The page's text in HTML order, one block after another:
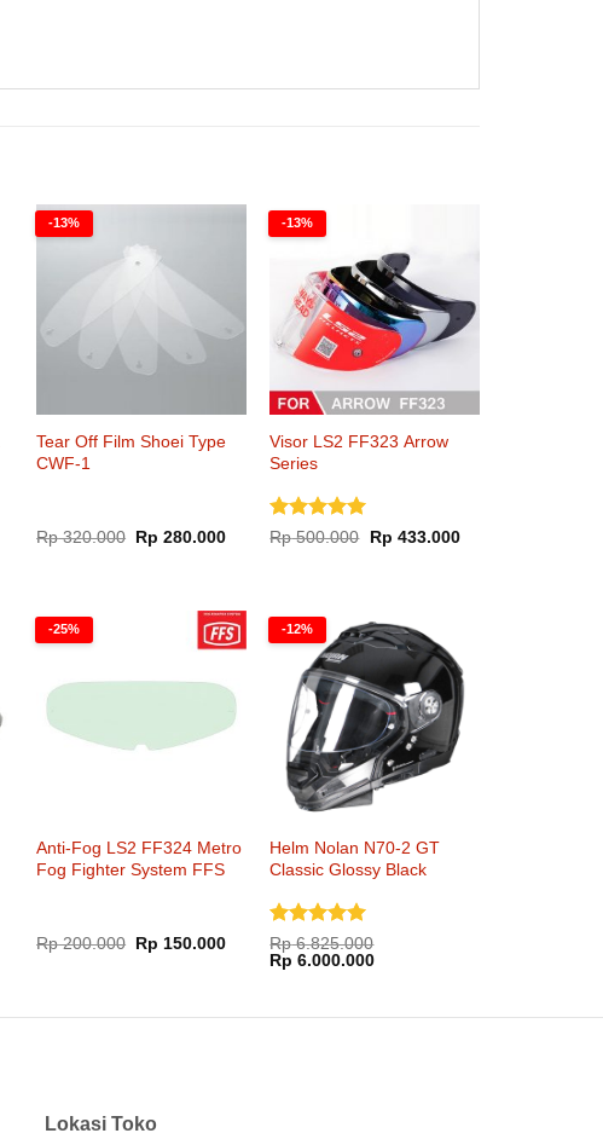
-13%
Tear Off Film Shoei Type
CWF-1
Rp320.000 Harga
aslinya
Rp 280.000Harga
-13%
Visor LS2 FF323 Arrow
Series
Dinilai5
Rp500.000 Harga
aslinya
Rp 433.000Harga
-25%
Anti-Fog LS2 FF324 Metro
Fog Fighter System FFS
Rp200.000 Harga
aslinya
Rp 150.000Harga
-12%
Helm Nolan N70-2 GT
Classic Glossy Black
Dinilai5
dari 5
Rp6.825.000
Harga
aslinya
Rp 6.000.000Harga
Lokasi Toko